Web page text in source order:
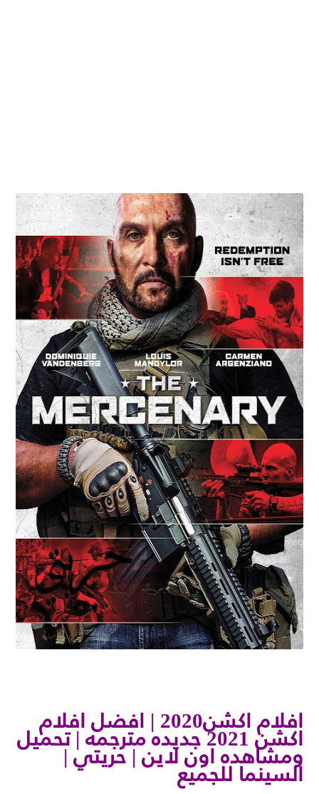
افلام اكشن2020 | افضل افلام
اكشن 2021 جديده مترجمه | تحميل
ومشاهده اون لاين | حريتي |
السينما للجميع